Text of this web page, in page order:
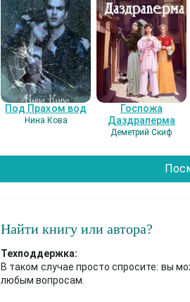
Под Прахом вод
Нина Кова
Госпожа
Даздраперма
Деметрий Скиф
Найти книгу или автора?
Техподдержка:
В таком случае просто спросите: вы
любым вопросам.